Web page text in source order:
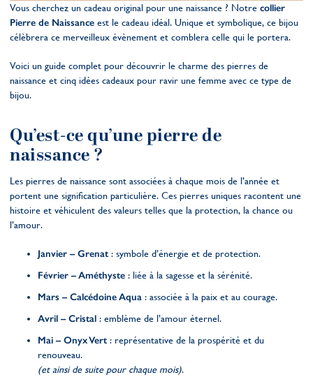
Vous cherchez un cadeau original pour une naissance ? Notre collier
Pierre de Naissance est le cadeau idéal. Unique et symbolique, ce bijou
célèbrera ce merveilleux évènement et comblera celle qui le portera.
Voici un guide complet pour découvrir le charme des pierres de
naissance et cinq idées cadeaux pour ravir une femme avec ce type de
bijou.
Qu’est-ce qu’une pierre de
naissance ?
Les pierres de naissance sont associées à chaque mois de l’année et
portent une signification particulière. Ces pierres uniques racontent une
histoire et véhiculent des valeurs telles que la protection, la chance ou
l’amour.
Janvier – Grenat : symbole d’énergie et de protection.
Février – Améthyste : liée à la sagesse et la sérénité.
Mars – Calcédoine Aqua : associée à la paix et au courage.
Avril – Cristal : emblème de l’amour éternel.
Mai – Onyx Vert : représentative de la prospérité et du
renouveau.
(et ainsi de suite pour chaque mois).